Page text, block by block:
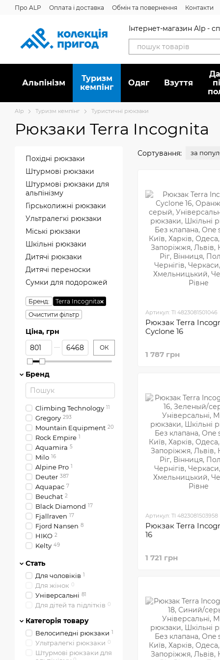
Перейти до основного контенту
Про ALP Оплата і доставка Обмін та повернення Контакти
Інтернет-магазин Alp -
Альпінізм
Туризм
кемпінг
Oдяг Взуття
Alp Туризм кемпінг Туристичні рюкзаки
Рюкзаки Terra Incognita
Сортування: за
Артикул: TI 4823081501046
Рюкзак Terra
Cyclone 16
1 787 грн
Артикул: TI 4823081503958
Рюкзак Terra
16
1 721 грн
Похідні рюкзаки
Штурмові рюкзаки
Штурмові рюкзаки для
альпінізму
Гірськолижні рюкзаки
Ультралегкі рюкзаки
Міські рюкзаки
Шкільні рюкзаки
Дитячі рюкзаки
Дитячі переноски
Сумки для подорожей
Бренд:
Terra Incognita
Очистити фільтр
Ціна, грн
Від Ціна, грн
До Ціна, грн ОК
Бренд
Climbing Technology 11
Gregory 293
Mountain Equipment 20
Rock Empire 1
Aquamira 5
Milo 16
Alpine Pro 1
Deuter 387
Aquapac 7
Beuchat 2
Black Diamond 17
Fjallraven 17
Fjord Nansen 8
HIKO 2
Kelty 49
Lowe Alpine
Marmot 14
Osprey 422
Petzl 2
Pinguin 46
Sea To Summit 10
Sierra Designs 9
Sourсe 3
Tatonka 110
Стать
Для чоловіків 1
Для жінок 0
Універсальні 81
Для дітей та підлітків 0
Категорія товару
Велосипедні рюкзаки 1
Ультралегкі рюкзаки 0
Штурмові рюкзаки для